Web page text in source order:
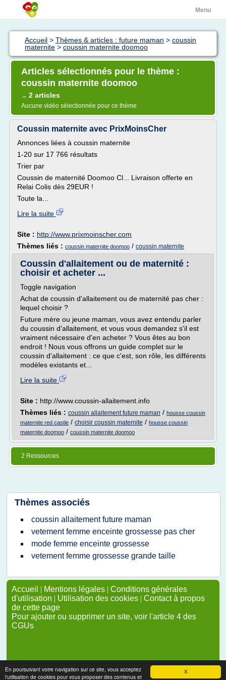
X
En poursuivant votre navigation sur ce site, vous acceptez
l'utilisation de cookies pour vous proposer des contenus et
Menu
Accueil > Thèmes & articles : future maman > coussin
maternite > coussin maternite doomoo
Articles sélectionnés pour le thème :
coussin maternite doomoo
→ 2 articles
Aucune vidéo sélectionnée pour ce thème
Coussin maternite avec PrixMoinsCher
Annonces liées à coussin maternite
1-20 sur 17 766 résultats
Trier par
Coussin de maternité Doomoo Cl... Livraison offerte en
Relai Colis dès 29EUR !
Toute la...
Lire la suite
Site : http://www.prixmoinscher.com
Thèmes liés : coussin maternite doomoo / coussin maternite
Coussin d'allaitement ou de maternité :
choisir et acheter ...
Toggle navigation
Achat de coussin d'allaitement ou de maternité pas cher :
lequel choisir ?
Future mère ou jeune maman, vous avez entendu parler
du coussin d'allaitement, et vous vous demandez s'il est
vraiment nécessaire d'en acheter ? Vous êtes au bon
endroit ! Nous vous offrons un guide complet sur le
coussin d'allaitement : ce que c'est, son rôle, les différents
modèles existants et...
Lire la suite
Site : http://www.coussin-allaitement.info
Thèmes liés : coussin allaitement future maman / housse coussin
maternite red castle / choisir coussin maternite / housse coussin
maternite doomoo / coussin maternite doomoo
2 Ressources
Thèmes associés
coussin allaitement future maman
vetement femme enceinte grossesse pas cher
mode femme enceinte grossesse
vetement femme grossesse grande taille
Accueil | Mentions légales | Conditions générales
d'utilisation | Utilisation des cookies | Contact à propos
de cette page
Pour ajouter ou supprimer un site, voir l'article 4 des
CGUs